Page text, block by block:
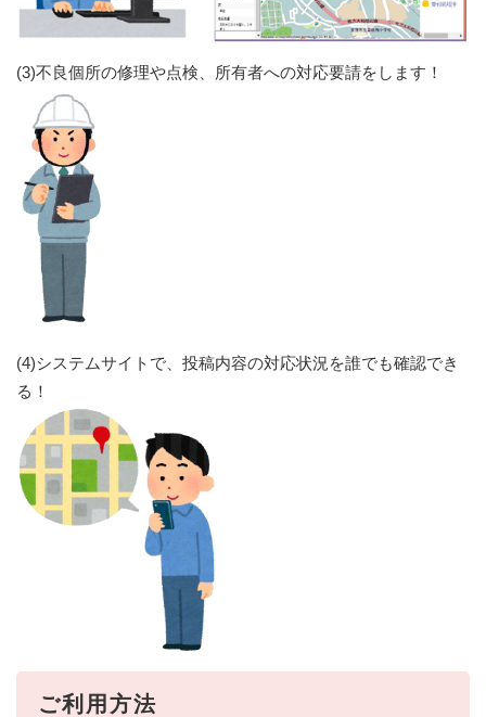
(3)不良個所の修理や点検、所有者への対応要請をします！
(4)システムサイトで、投稿内容の対応状況を誰でも確認でき
る！
ご利用方法